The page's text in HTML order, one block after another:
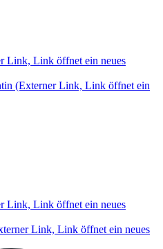
Link, Link öffnet ein neues
(Externer Link, Link öffnet ein
Link, Link öffnet ein neues
Link, Link öffnet ein neues